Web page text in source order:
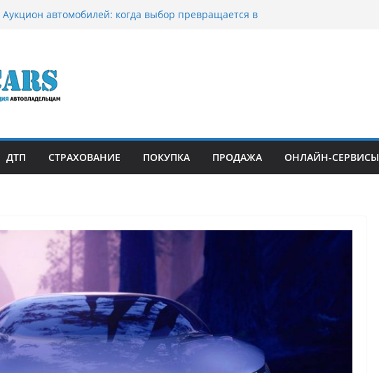
Аукцион автомобилей: когда выбор превращается в
Срочный выкуп битых авто в Москве: почему
автовладельцы выбирают mos-auto
Бриллиантовые серьги: вечная классика или
может подойти
ДТП СТРАХОВАНИЕ ПОКУПКА ПРОДАЖА ОНЛАЙН-СЕРВИСЫ